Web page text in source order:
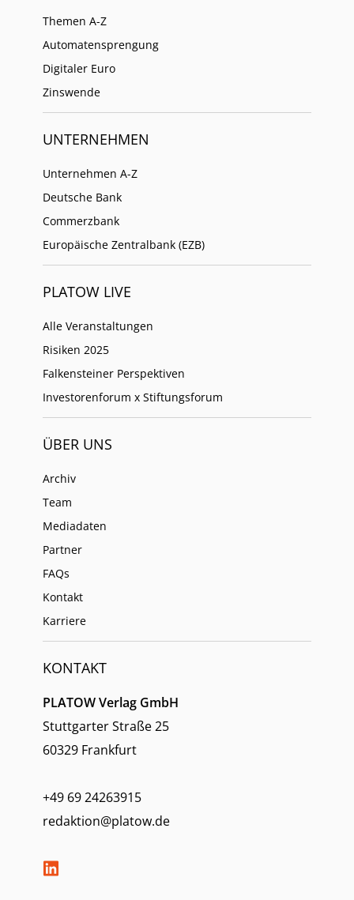
Themen A-Z
Automatensprengung
Digitaler Euro
Zinswende
UNTERNEHMEN
Unternehmen A-Z
Deutsche Bank
Commerzbank
Europäische Zentralbank (EZB)
PLATOW LIVE
Alle Veranstaltungen
Risiken 2025
Falkensteiner Perspektiven
Investorenforum x Stiftungsforum
ÜBER UNS
Archiv
Team
Mediadaten
Partner
FAQs
Kontakt
Karriere
KONTAKT
PLATOW Verlag GmbH
Stuttgarter Straße 25
60329 Frankfurt
+49 69 24263915
redaktion@platow.de